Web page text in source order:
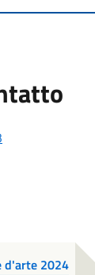
d'arte 2024